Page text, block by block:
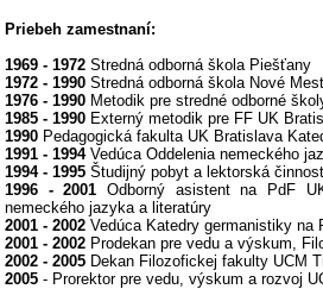
Priebeh zamestnaní:
1969 - 1972 Stredná odborná škola Piešťany
1972 - 1990 Stredná odborná škola Nové
1976 - 1990 Metodik pre stredné odborné
1985 - 1990 Externý metodik pre FF UK
1990 Pedagogická fakulta UK Bratislava
1991 - 1994Vedúca Oddelenia nemeckého
1994 - 1995 Študijný pobyt a lektorská
1996 - 2001 Odborný asistent na PdF
nemeckého jazyka a literatúry
2001 - 2002 Vedúca Katedry germanistiky na
2001 - 2002 Prodekan pre vedu a výskum,
2002 - 2005 Dekan Filozofickej fakulty UCM
2005 - Prorektor pre vedu, výskum a rozvoj